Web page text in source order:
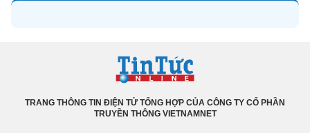
TRANG THÔNG TIN ĐIỆN TỬ TỔNG HỢP CỦA CÔNG TY CỔ PHẦN
TRUYỀN THÔNG VIETNAMNET